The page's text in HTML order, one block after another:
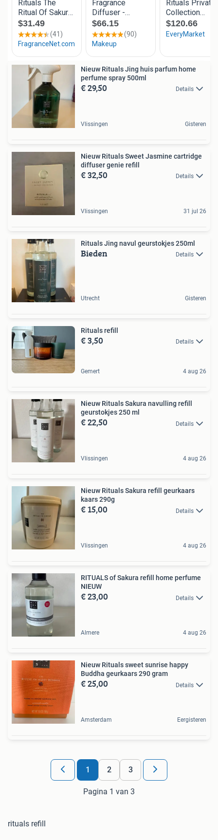
Nieuw Rituals Jing huis parfum home
perfume spray 500ml
€ 29,50 Details
Vlissingen Gisteren
Nieuw Rituals Sweet Jasmine cartridge
diffuser genie refill
€ 32,50 Details
Vlissingen 31 jul 26
Rituals Jing navul geurstokjes 250ml
Bieden Details
Utrecht Gisteren
Rituals refill
€ 3,50 Details
Gemert 4 aug 26
Nieuw Rituals Sakura navulling refill
geurstokjes 250 ml
€ 22,50 Details
Vlissingen 4 aug 26
Nieuw Rituals Sakura refill geurkaars
kaars 290g
€ 15,00 Details
Vlissingen 4 aug 26
RITUALS of Sakura refill home perfume
NIEUW
€ 23,00 Details
Almere 4 aug 26
Nieuw Rituals sweet sunrise happy
Buddha geurkaars 290 gram
€ 25,00 Details
Amsterdam Eergisteren
1 2 3
Pagina 1 van 3
rituals refill